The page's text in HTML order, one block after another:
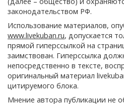
законодательством РФ.
Использование материалов,
www.livekuban.ru, допускается
прямой гиперссылкой на
заимствован. Гиперссылка
непосредственно в тексте,
оригинальный материал
цитируемого блока.
Мнение автора публикации не